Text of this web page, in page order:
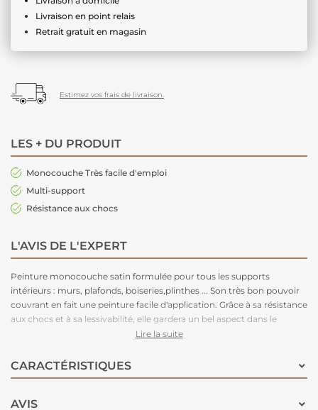
Livraison en point relais
Retrait gratuit en magasin
Estimez vos frais de livraison.
LES + DU PRODUIT
Monocouche Très facile d'emploi
Multi-support
Résistance aux chocs
L'AVIS DE L'EXPERT
Peinture monocouche satin formulée pour tous les supports
intérieurs : murs, plafonds, boiseries,plinthes ... Son très bon pouvoir
couvrant en fait une peinture facile d'application. Grâce à sa résistance
aux chocs et à sa lessivabilité, elle gardera un bel aspect dans le
temps. Disponible en 54 teintes pour un large choix de déco.
Lire la suite
CARACTÉRISTIQUES
AVIS